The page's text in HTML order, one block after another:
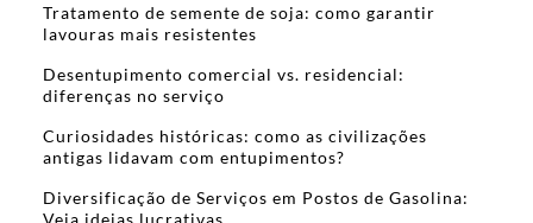
Tratamento de semente de soja: como garantir
lavouras mais resistentes
Desentupimento comercial vs. residencial:
diferenças no serviço
Curiosidades históricas: como as civilizações
antigas lidavam com entupimentos?
Diversificação de Serviços em Postos de Gasolina:
Veja ideias lucrativas